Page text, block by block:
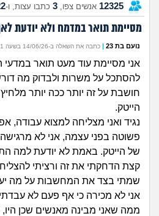
12325 אנשים צפו, 3 כתבו עצות, ו-
מסיימת תואר במדמח ולא יודעת
נועם בת 23 | כתבה את השאלה ב-14/06/26 בשעה 13:11
אני מסיימת עוד מעט תואר
להסתכל על משרות ולבדוק מה
חושבת על זה יותר ככה יותר
הייטק.
נגיד ואני מצליחה למצוא עבודה,
פשוטה בפני עצמה, אני לא מרגישה
של הייטק. באמת לא יודעת למה
קצת הדחקתי את זה ורציתי
שמתי בצד את המחשבות על מה
אני לא מכירה כי אף פעם לא
ממה שאני מבינה מאנשים שכן היו,